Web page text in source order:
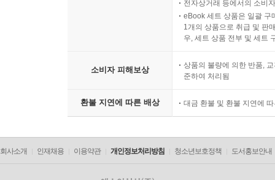
전자상거래 등에서의 소비
eBook 세트 상품은 일괄 구
1개의 상품으로 취급 및 판
우, 세트 상품 전부 및 세트
소비자 피해보상
상품의 불량에 의한 반품,
준하여 처리됨
환불 지연에 따른 배상 대금 환불 및 환불 지연에
회사소개 인재채용 이용약관 개인정보처리방침 청소년보호정책 도서홍보안내